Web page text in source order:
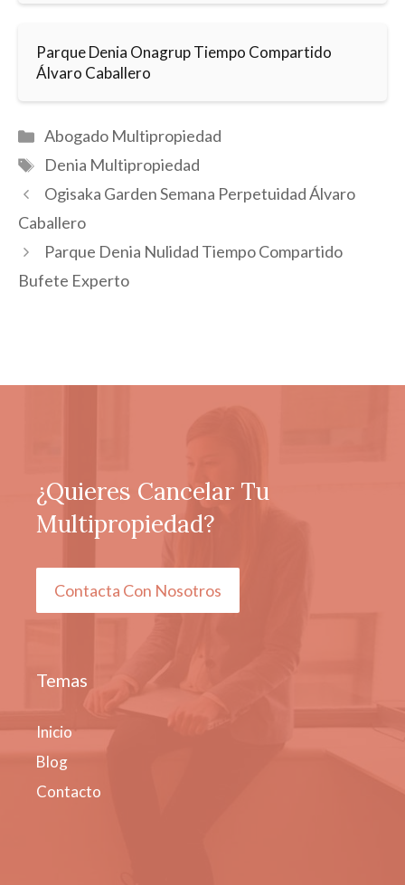
Parque Denia Onagrup Tiempo Compartido
Álvaro Caballero
Categorías
Abogado Multipropiedad
Etiquetas
Denia Multipropiedad
Ogisaka Garden Semana Perpetuidad Álvaro
Caballero
Parque Denia Nulidad Tiempo Compartido
Bufete Experto
¿Quieres Cancelar Tu
Multipropiedad?
Contacta Con Nosotros
Temas
Inicio
Blog
Contacto